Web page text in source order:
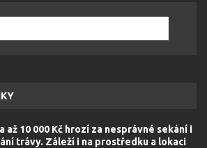
až 10 000 Kč hrozí za nesprávné sekání i
trávy. Záleží i na prostředku a lokaci